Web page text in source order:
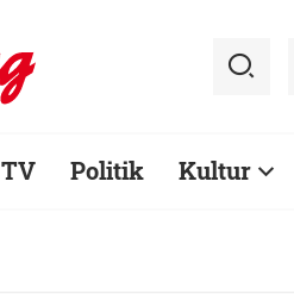
TV Politik Kultur